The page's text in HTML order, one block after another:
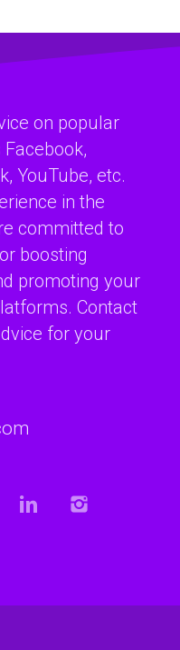
on popular
YouTube, etc.
in the
committed to
boosting
promoting your
Contact
for your